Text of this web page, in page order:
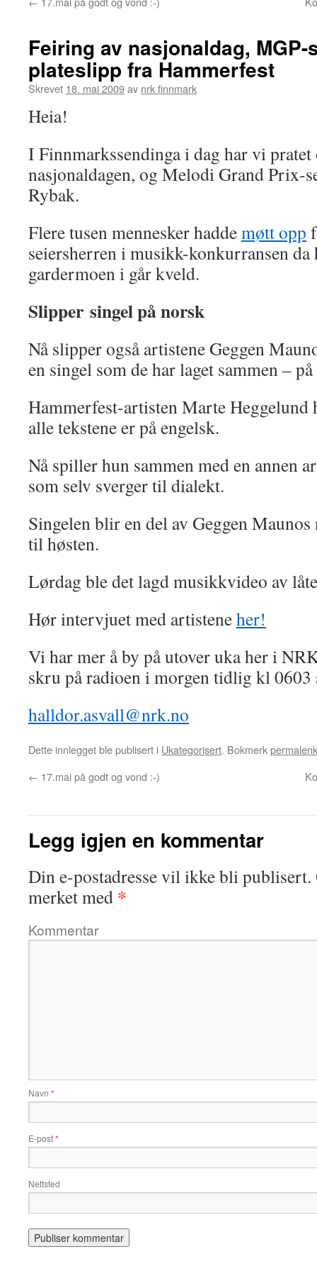
Feiring av nasjonaldag, MGP-
plateslipp fra Hammerfest
Skrevet 18. mai 2009av nrk finnmark
Heia!
I Finnmarkssendinga i dag har vi
nasjonaldagen, og Melodi Grand Prix-
Rybak.
Flere tusen mennesker haddemøtt opp
seiersherren i musikk-konkurransen da
gardermoen i går kveld.
Slipper singel på norsk
Nå slipper også artistene Geggen
en singel som de har laget sammen –
Hammerfest-artisten Marte Heggelund
alle tekstene er på engelsk.
Nå spiller hun sammen med en annen
som selv sverger til dialekt.
Singelen blir en del av Geggen
til høsten.
Lørdag ble det lagd musikkvideo av
Hør intervjuet med artisteneher!
Vi har mer å by på utover uka her i
skru på radioen i morgen tidlig kl 0603
halldor.asvall@nrk.no
Dette innlegget ble publisert i Ukategorisert. Bokmerk
← 17.mai på godt og vond :-)
Legg igjen en kommentar
Din e-postadresse vil ikke bli publisert.
merket med *
Kommentar
Navn *
E-post*
Nettsted